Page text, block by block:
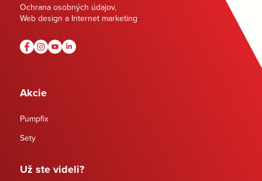
Ochrana osobných údajov,
Web design a Internet marketing
Akcie
Pumpfix
Sety
Už ste videli?